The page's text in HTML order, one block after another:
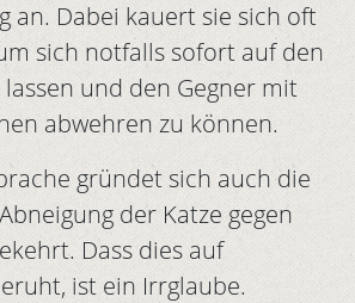
an. Dabei kauert sie sich oft
sich notfalls sofort auf den
und den Gegner mit
abwehren zu können.
gründet sich auch die
der Katze gegen
Dass dies auf
ist ein Irrglaube.